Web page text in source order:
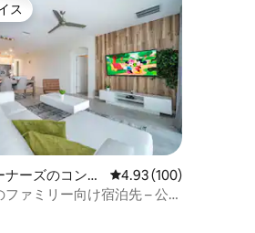
つ星の平均評価
ス
ス
ーズのコンド
レビュー100件、5つ
4.93 (100)
ァミリー向け宿泊先 – 公園